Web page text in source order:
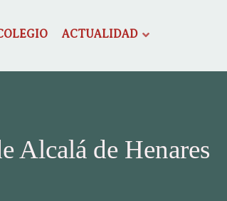
ACTUALIDAD
Alcalá de Henares